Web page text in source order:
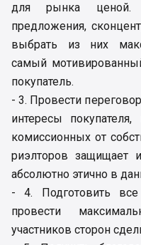
для рынка ценой.
предложения,
выбрать из них
самый
покупатель.
- 3. Провести
интересы
комиссионных от
риэлторов защищает
абсолютно этично в
- 4. Подготовить
провести
участников сторон